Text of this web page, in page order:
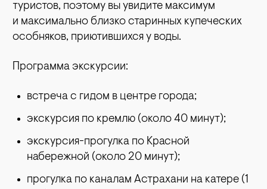
туристов, поэтому вы увидите максимум
и максимально близко старинных купеческих
особняков, приютившихся у воды.
Программа экскурсии:
встреча с гидом в центре города;
экскурсия по кремлю (около 40 минут);
экскурсия-прогулка по Красной
набережной (около 20 минут);
прогулка по каналам Астрахани на катере (1